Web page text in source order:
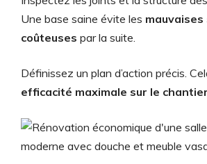
Une base saine évite les
coûteuses par la suite.
Définissez un plan d’action précis.
efficacité maximale sur le chantier